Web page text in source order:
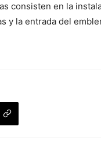
consisten en la
y la entrada del